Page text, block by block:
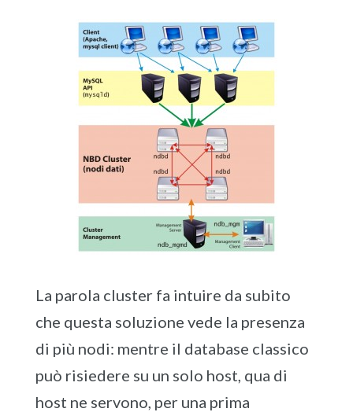
La parola cluster fa intuire da subito
che questa soluzione vede la presenza
di più nodi: mentre il database classico
può risiedere su un solo host, qua di
host ne servono, per una prima